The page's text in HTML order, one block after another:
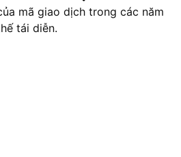
mã giao dịch trong các năm
tái diễn.